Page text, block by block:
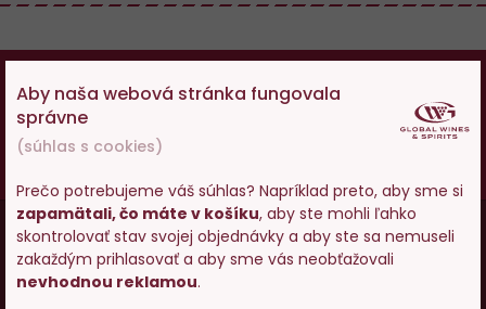
Aby naša webová stránka fungovala
správne
(súhlas s cookies)
Prečo potrebujeme váš súhlas? Napríklad preto, aby sme si
zapamätali, čo máte v košíku, aby ste mohli ľahko
skontrolovať stav svojej objednávky a aby ste sa nemuseli
zakaždým prihlasovať a aby sme vás neobťažovali
nevhodnou reklamou.
18
Osobám mladším ako 18 rokov alkohol
nepredávame, ak ste ešte nemali 18 rokov,
prosím skúste zatiaľ našu špičkovú minerálku.
Menu
v
Vínopédia
Vstupujete na stránky s
predajom alkoholu. Prosím
potvrďte, že Vám už bolo 18